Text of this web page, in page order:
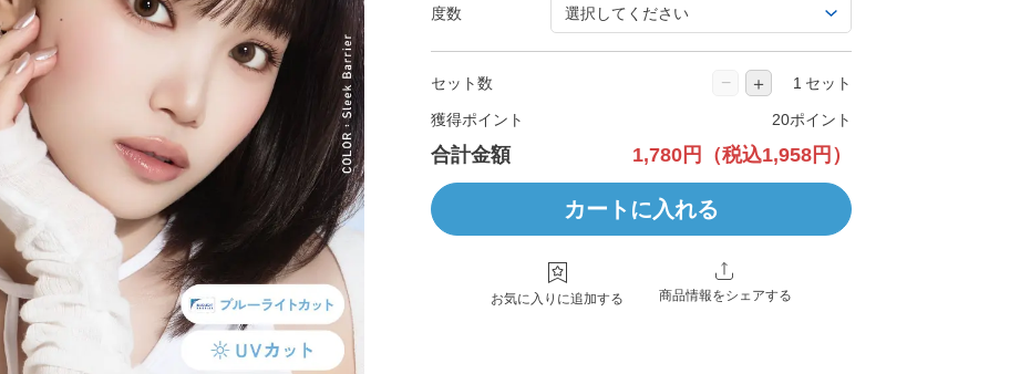
度数
セット数 − ＋ セット
獲得ポイント 20ポイント
合計金額 1,780円 （税込1,958円）
カートに入れる
お気に入りに追加する 商品情報をシェアする